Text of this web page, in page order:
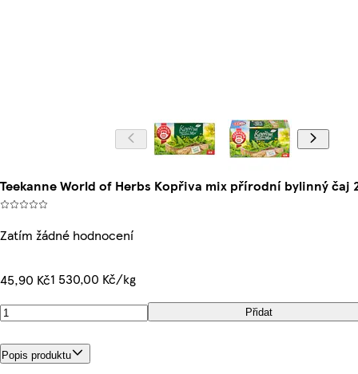
Teekanne World of Herbs Kopřiva mix přírodní bylinný čaj
Zatím žádné hodnocení
45,90 Kč1 530,00 Kč/kg
Přidat
Popis produktu